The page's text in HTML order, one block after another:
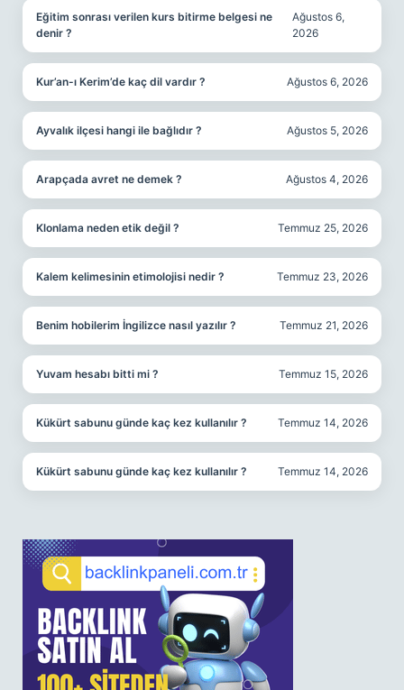
Eğitim sonrası verilen kurs bitirme belgesi ne
denir ?
Ağustos 6,
2026
Kur’an-ı Kerim’de kaç dil vardır ? Ağustos 6, 2026
Ayvalık ilçesi hangi ile bağlıdır ? Ağustos 5, 2026
Arapçada avret ne demek ? Ağustos 4, 2026
Klonlama neden etik değil ? Temmuz 25, 2026
Kalem kelimesinin etimolojisi nedir ? Temmuz 23, 2026
Benim hobilerim İngilizce nasıl yazılır ? Temmuz 21, 2026
Yuvam hesabı bitti mi ? Temmuz 15, 2026
Kükürt sabunu günde kaç kez kullanılır ? Temmuz 14, 2026
Kükürt sabunu günde kaç kez kullanılır ? Temmuz 14, 2026